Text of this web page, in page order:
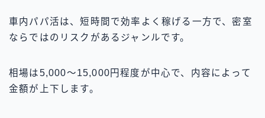
車内パパ活は、短時間で効率よく稼げる一方で、密室
ならではのリスクがあるジャンルです。
相場は5,000〜15,000円程度が中心で、内容によって
金額が上下します。